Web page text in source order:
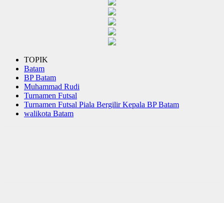
TOPIK
Batam
BP Batam
Muhammad Rudi
Turnamen Futsal
Turnamen Futsal Piala Bergilir Kepala BP Batam
walikota Batam